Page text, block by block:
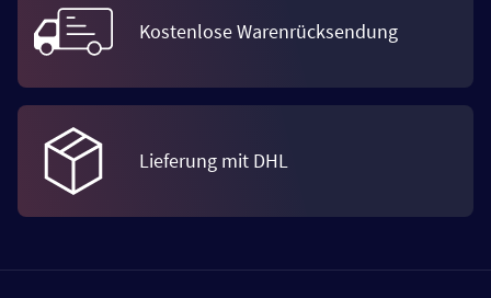
Kostenlose Warenrücksendung
Lieferung mit DHL